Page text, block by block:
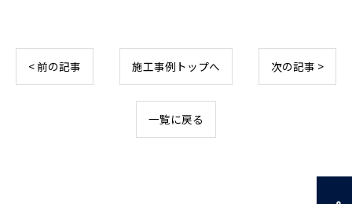
< 前の記事 施工事例トップへ 次の記事 >
一覧に戻る